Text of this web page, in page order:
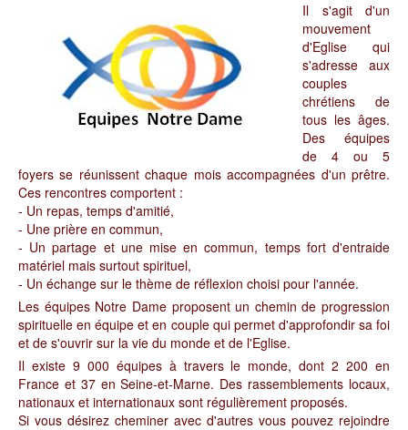
Il s'agit d'un
mouvement
d'Eglise qui
s'adresse aux
couples
chrétiens de
tous les âges.
Des équipes
de 4 ou 5
foyers se réunissent chaque mois accompagnées d'un prêtre.
Ces rencontres comportent :
- Un repas, temps d'amitié,
- Une prière en commun,
- Un partage et une mise en commun, temps fort d'entraide
matériel mais surtout spirituel,
- Un échange sur le thème de réflexion choisi pour l'année.
Les équipes Notre Dame proposent un chemin de progression
spirituelle en équipe et en couple qui permet d'approfondir sa foi
et de s'ouvrir sur la vie du monde et de l'Eglise.
Il existe 9 000 équipes à travers le monde, dont 2 200 en
France et 37 en Seine-et-Marne. Des rassemblements locaux,
nationaux et internationaux sont régulièrement proposés.
Si vous désirez cheminer avec d'autres vous pouvez rejoindre